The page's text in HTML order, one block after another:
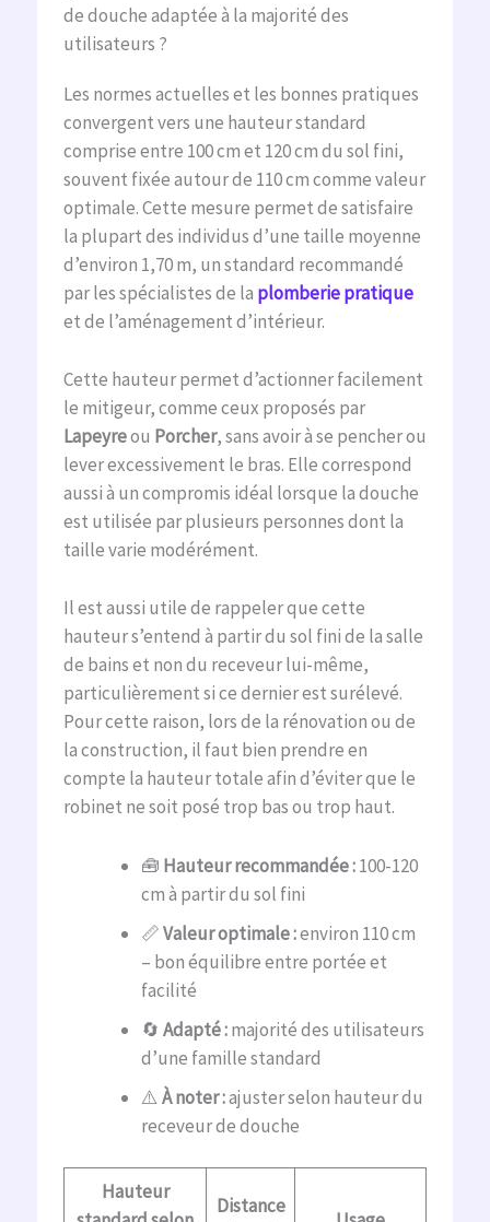
de douche adaptée à la majorité des
utilisateurs ?
Les normes actuelles et les bonnes pratiques
convergent vers une hauteur standard
comprise entre 100 cm et 120 cm du sol fini,
souvent fixée autour de 110 cm comme valeur
optimale. Cette mesure permet de satisfaire
la plupart des individus d’une taille moyenne
d’environ 1,70 m, un standard recommandé
par les spécialistes de la plomberie pratique
et de l’aménagement d’intérieur.
Cette hauteur permet d’actionner facilement
le mitigeur, comme ceux proposés par
Lapeyreou Porcher, sans avoir à se pencher ou
lever excessivement le bras. Elle correspond
aussi à un compromis idéal lorsque la douche
est utilisée par plusieurs personnes dont la
taille varie modérément.
Il est aussi utile de rappeler que cette
hauteur s’entend à partir du sol fini de la salle
de bains et non du receveur lui-même,
particulièrement si ce dernier est surélevé.
Pour cette raison, lors de la rénovation ou de
la construction, il faut bien prendre en
compte la hauteur totale afin d’éviter que le
robinet ne soit posé trop bas ou trop haut.
🧰 Hauteur recommandée :100-120
cm à partir du sol fini
📏Valeur optimale :environ 110 cm
– bon équilibre entre portée et
facilité
🔄 Adapté :majorité des utilisateurs
d’une famille standard
⚠️À noter :ajuster selon hauteur du
receveur de douche
Hauteur
Distance